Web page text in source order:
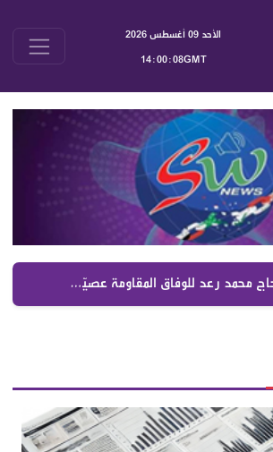
الأحد 09 أغسطس 2026
14:00:09GMT
الدكتور مصطفى فوعاني الإمام موسى الصدر أسّس للمجتمع المقاوم ونرفض التفاوض المباشر مع العدو الإسرائيلي